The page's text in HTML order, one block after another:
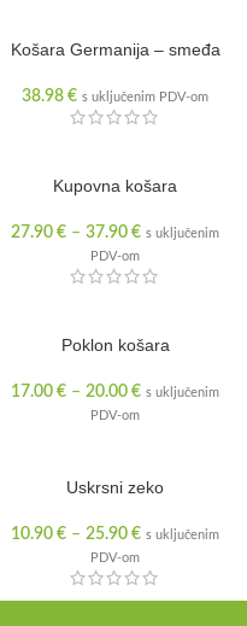
RASPRODANO
Košara Germanija – smeđa
38.98 € s uključenim PDV-om
Kupovna košara
27.90 € – 37.90 € s uključenim
PDV-om
Poklon košara
17.00 € – 20.00 € s uključenim
PDV-om
Uskrsni zeko
10.90 € – 25.90 € s uključenim
PDV-om